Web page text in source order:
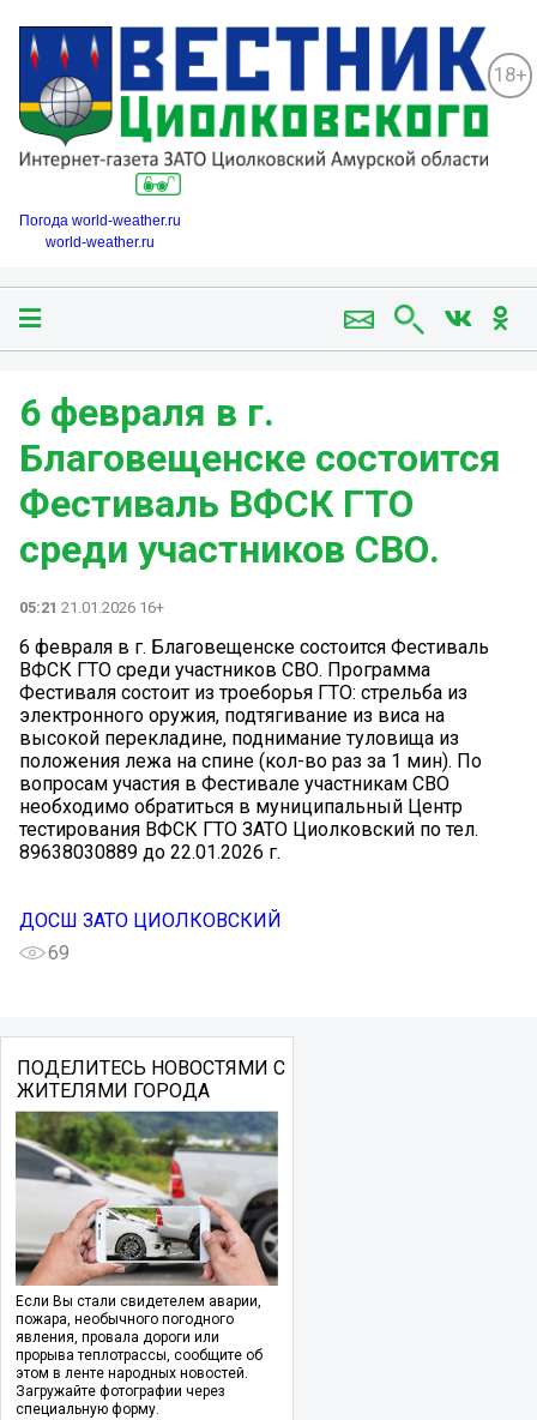
18+
Погода world-weather.ru
world-weather.ru
6 февраля в г.
Благовещенске состоится
Фестиваль ВФСК ГТО
среди участников СВО.
05:21 21.01.2026 16+
6 февраля в г. Благовещенске состоится Фестиваль
ВФСК ГТО среди участников СВО. Программа
Фестиваля состоит из троеборья ГТО: стрельба из
электронного оружия, подтягивание из виса на
высокой перекладине, поднимание туловища из
положения лежа на спине (кол-во раз за 1 мин). По
вопросам участия в Фестивале участникам СВО
необходимо обратиться в муниципальный Центр
тестирования ВФСК ГТО ЗАТО Циолковский по тел.
89638030889 до 22.01.2026 г.
ДОСШ ЗАТО ЦИОЛКОВСКИЙ
69
ПОДЕЛИТЕСЬ НОВОСТЯМИ С
ЖИТЕЛЯМИ ГОРОДА
Если Вы стали свидетелем аварии,
пожара, необычного погодного
явления, провала дороги или
прорыва теплотрассы, сообщите об
этом в ленте народных новостей.
Загружайте фотографии через
специальную форму.